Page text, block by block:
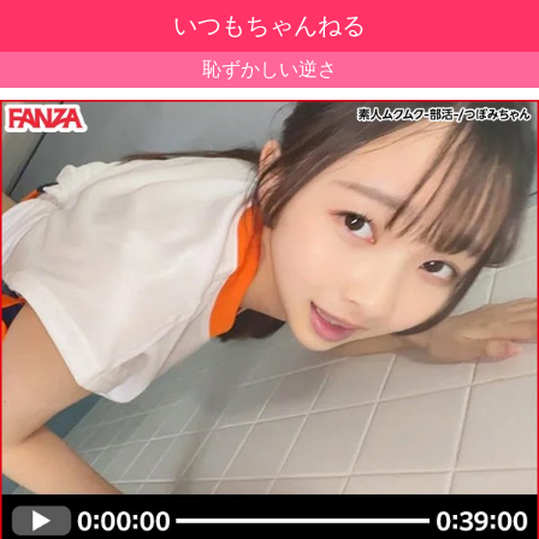
いつもちゃんねる
恥ずかしい逆さ